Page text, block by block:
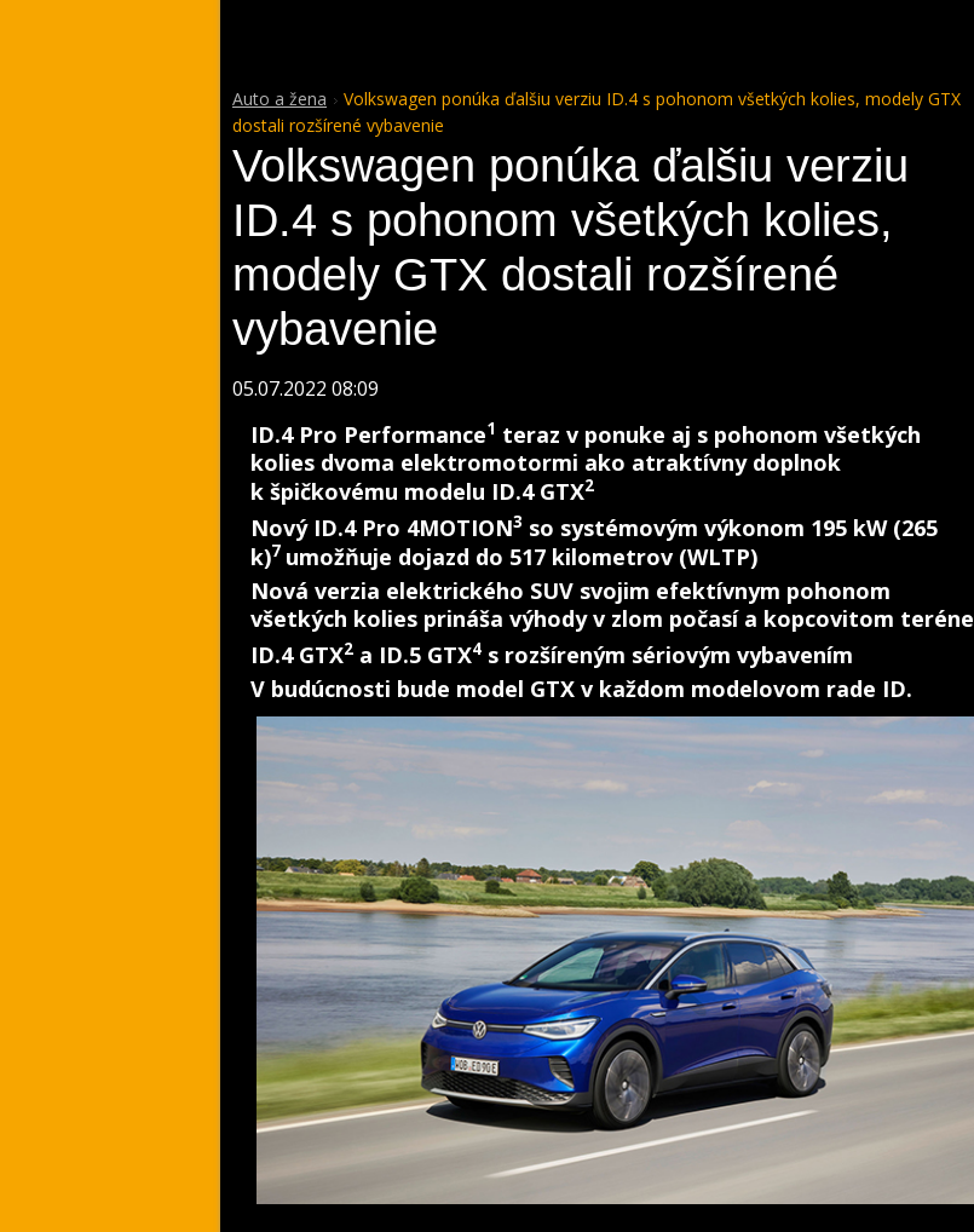
Auto a žena
Volkswagen ponúka ďalšiu verziu ID.4 s pohonom všetkých kolies, modely GTX
dostali rozšírené vybavenie
Volkswagen ponúka ďalšiu verziu
ID.4 s pohonom všetkých kolies,
modely GTX dostali rozšírené
vybavenie
05.07.2022 08:09
ID.4 Pro Performance1 teraz v ponuke aj s pohonom všetkých
kolies dvoma elektromotormi ako atraktívny doplnok
k špičkovému modelu ID.4 GTX2
Nový ID.4 Pro 4MOTION3 so systémovým výkonom 195 kW (265
k)7 umožňuje dojazd do 517 kilometrov (WLTP)
Nová verzia elektrického SUV svojim efektívnym pohonom
všetkých kolies prináša výhody v zlom počasí a kopcovitom teréne
ID.4 GTX2 a ID.5 GTX4 s rozšíreným sériovým vybavením
V budúcnosti bude model GTX v každom modelovom rade ID.